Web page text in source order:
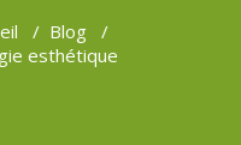
/ Blog /
esthétique